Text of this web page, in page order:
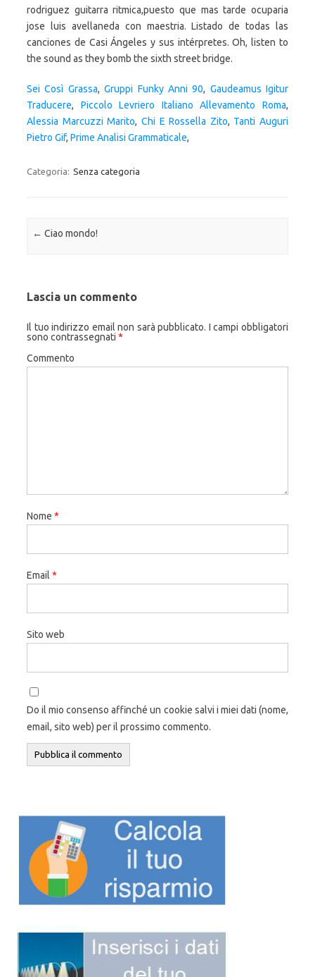
rodriguez guitarra ritmica,puesto que mas tarde ocuparia
jose luis avellaneda con maestria. Listado de todas las
canciones de Casi Ángeles y sus intérpretes. Oh, listen to
the sound as they bomb the sixth street bridge.
Sei Così Grassa,Gruppi Funky Anni 90, Gaudeamus Igitur
Traducere, Piccolo Levriero Italiano Allevamento Roma,
Alessia Marcuzzi Marito, Chi E Rossella Zito, Tanti Auguri
Pietro Gif, Prime Analisi Grammaticale,
Categoria: Senza categoria
Navigazione articolo
← Ciao mondo!
Lascia un commento
Il tuo indirizzo email non sarà pubblicato. I campi obbligatori
sono contrassegnati *
Commento
Nome *
Email *
Sito web
Do il mio consenso affinché un cookie salvi i miei dati (nome,
email, sito web) per il prossimo commento.